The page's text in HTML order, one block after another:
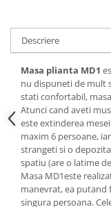
Scaune gradinita
Set mese si scaune
Mobilier copii
Mobila camera copii
Scaune birou pentru
Saltele patuturi copii
Paturi copii
Masa si scaune
Seturi comode
Descriere
Masa plianta MD1
nu dispuneti de mult
stati confortabil,
Atunci cand aveti
este extinderea
maxim 6 persoane,
strangeti si o
spatiu (are o latime
Masa MD1este
manevrat, ea putand
singura persoana.